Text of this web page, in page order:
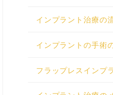
インプラント治療の
インプラントの手術
フラップレスインプ